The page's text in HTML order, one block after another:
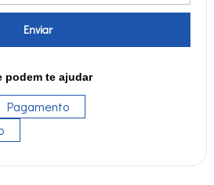
Enviar
podem te ajudar
Pagamento